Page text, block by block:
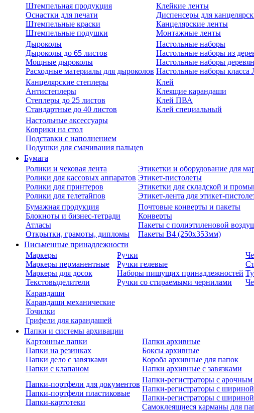
Штемпельная продукция
Оснастки для печати
Штемпельные краски
Штемпельные подушки
Клейкие ленты
Диспенсеры для
Канцелярские ленты
Монтажные ленты
Дыроколы
Дыроколы до 65 листов
Мощные дыроколы
Расходные материалы для дыроколов
Настольные наборы
Настольные наборы из
Настольные наборы
Настольные наборы класса
Канцелярские степлеры
Антистеплеры
Степлеры до 25 листов
Стандартные до 40 листов
Клей
Клеящие карандаши
Клей ПВА
Клей специальный
Настольные аксессуары
Коврики на стол
Подставки с наполнением
Подушки для смачивания пальцев
Бумага
Ролики и чековая лента
Ролики для кассовых аппаратов
Ролики для принтеров
Ролики для телетайпов
Этикетки и оборудование для
Этикет-пистолеты
Этикетки для складской и
Этикет-лента для этикет-
Бумажная продукция
Блокноты и бизнес-тетради
Атласы
Открытки, грамоты, дипломы
Почтовые конверты и пакеты
Конверты
Пакеты с полиэтиленовой
Пакеты В4 (250х353мм)
Письменные принадлежности
Маркеры
Маркеры перманентные
Маркеры для досок
Текстовыделители
Ручки
Ручки гелевые
Наборы пишущих принадлежностей
Ручки со стираемыми чернилами
Карандаши
Карандаши механические
Точилки
Грифели для карандашей
Папки и системы архивации
Картонные папки
Папки на резинках
Папки дело с завязками
Папки с клапаном
Папки архивные
Боксы архивные
Короба архивные для папок
Папки архивные с завязками
Папки-портфели для документов
Папки-портфели пластиковые
Папки-картотеки
Папки-регистраторы с
Папки-регистраторы с
Папки-регистраторы с
Самоклеящиеся карманы для